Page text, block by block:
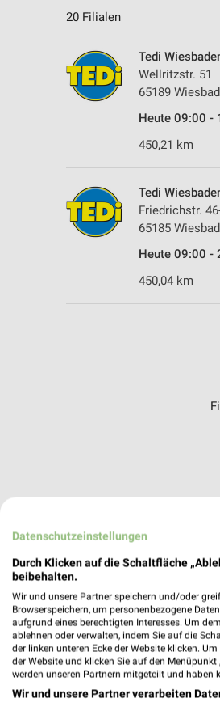
20 Filialen
Tedi
Wellritzstr. 51
65189
Heute 09:00 -
450,21 km
Tedi
Friedrichstr.
65185
Heute 09:00 -
450,04 km
Datenschutzeinstellungen
Durch Klicken auf die Schaltfläche
beibehalten.
Wir und unsere Partner speichern und/oder
Browserspeichern, um personenbezogene
aufgrund eines berechtigten Interesses. Um
ablehnen oder verwalten, indem Sie auf die
der linken unteren Ecke der Website klicken.
der Website und klicken Sie auf den
werden unseren Partnern mitgeteilt und haben
Wir und unsere Partner verarbeiten